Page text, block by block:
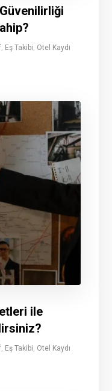
, Eş Takibi, Otel Kaydı
ile
, Eş Takibi, Otel Kaydı